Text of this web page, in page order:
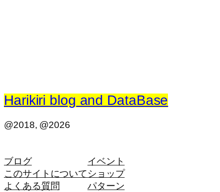
Harikiri blog and DataBase
@2018, @2026
ブログ
このサイトについて
よくある質問
イベント
ショップ
パターン